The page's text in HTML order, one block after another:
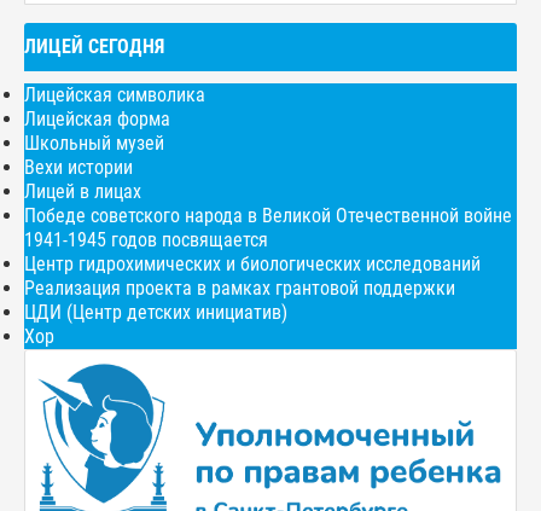
ЛИЦЕЙ СЕГОДНЯ
Лицейская символика
Лицейская форма
Школьный музей
Вехи истории
Лицей в лицах
Победе советского народа в Великой Отечественной войне
1941-1945 годов посвящается
Центр гидрохимических и биологических исследований
Реализация проекта в рамках грантовой поддержки
ЦДИ (Центр детских инициатив)
Хор